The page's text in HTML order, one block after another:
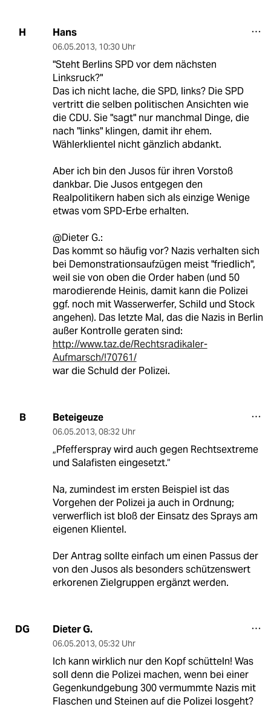
H Hans
06.05.2013, 10:30 Uhr
"Steht Berlins SPD vor dem nächsten
Linksruck?"
Das ich nicht lache, die SPD, links? Die SPD
vertritt die selben politischen Ansichten wie
die CDU. Sie "sagt" nur manchmal Dinge, die
nach "links" klingen, damit ihr ehem.
Wählerklientel nicht gänzlich abdankt.
Aber ich bin den Jusos für ihren Vorstoß
dankbar. Die Jusos entgegen den
Realpolitikern haben sich als einzige Wenige
etwas vom SPD-Erbe erhalten.
@Dieter G.:
Das kommt so häufig vor? Nazis verhalten sich
bei Demonstrationsaufzügen meist "friedlich",
weil sie von oben die Order haben (und 50
marodierende Heinis, damit kann die Polizei
ggf. noch mit Wasserwerfer, Schild und Stock
angehen). Das letzte Mal, das die Nazis in Berlin
außer Kontrolle geraten sind:
http://www.taz.de/Rechtsradikaler-
Aufmarsch/!70761/
war die Schuld der Polizei.
B Beteigeuze
06.05.2013, 08:32 Uhr
„Pfefferspray wird auch gegen Rechtsextreme
und Salafisten eingesetzt.“
Na, zumindest im ersten Beispiel ist das
Vorgehen der Polizei ja auch in Ordnung;
verwerflich ist bloß der Einsatz des Sprays am
eigenen Klientel.
Der Antrag sollte einfach um einen Passus der
von den Jusos als besonders schützenswert
erkorenen Zielgruppen ergänzt werden.
DG Dieter G.
06.05.2013, 05:32 Uhr
Ich kann wirklich nur den Kopf schütteln! Was
soll denn die Polizei machen, wenn bei einer
Gegenkundgebung 300 vermummte Nazis mit
Flaschen und Steinen auf die Polizei losgeht?